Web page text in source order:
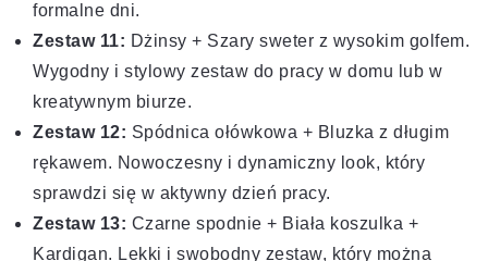
formalne dni.
Zestaw 11: Dżinsy + Szary sweter z wysokim golfem.
Wygodny i stylowy zestaw do pracy w domu lub w
kreatywnym biurze.
Zestaw 12: Spódnica ołówkowa + Bluzka z długim
rękawem. Nowoczesny i dynamiczny look, który
sprawdzi się w aktywny dzień pracy.
Zestaw 13: Czarne spodnie + Biała koszulka +
Kardigan. Lekki i swobodny zestaw, który można